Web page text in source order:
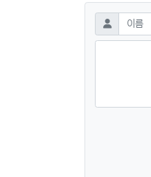
댓글쓰기
이름 필수